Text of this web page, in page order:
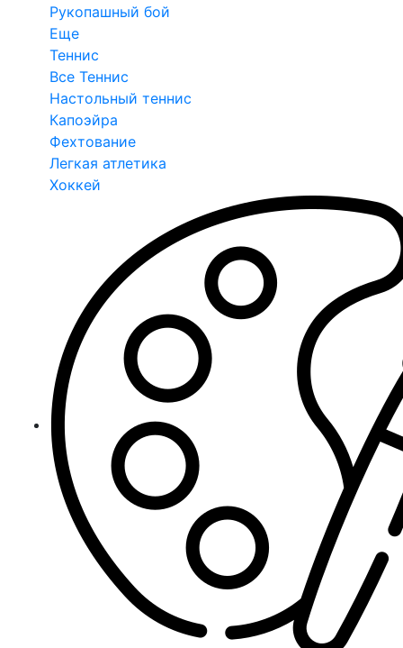
Рукопашный бой
Еще
Теннис
Все Теннис
Настольный теннис
Капоэйра
Фехтование
Легкая атлетика
Хоккей